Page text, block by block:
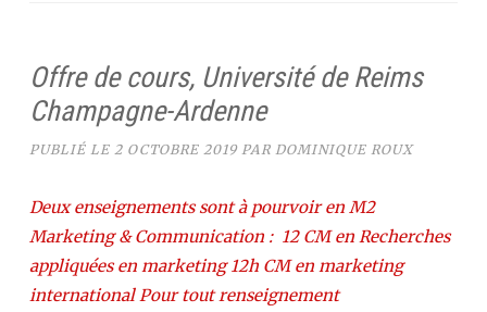
Offre de cours, Université de Reims
Champagne-Ardenne
PUBLIÉ LE 2 OCTOBRE 2019PAR DOMINIQUE ROUX
Deux enseignements sont à pourvoir en M2
Marketing & Communication : 12 CM en Recherches
appliquées en marketing 12h CM en marketing
international Pour tout renseignement